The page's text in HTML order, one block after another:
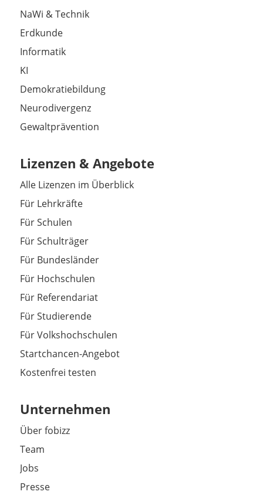
NaWi & Technik
Erdkunde
Informatik
KI
Demokratiebildung
Neurodivergenz
Gewaltprävention
Lizenzen & Angebote
Alle Lizenzen im Überblick
Für Lehrkräfte
Für Schulen
Für Schulträger
Für Bundesländer
Für Hochschulen
Für Referendariat
Für Studierende
Für Volkshochschulen
Startchancen-Angebot
Kostenfrei testen
Unternehmen
Über fobizz
Team
Jobs
Presse